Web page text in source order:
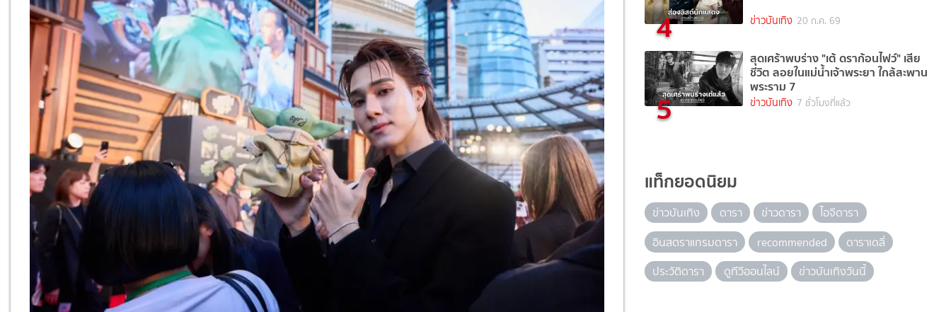
4 ข่าวบันเทิง 20 ก.ค. 69
5
สุดเศร้าพบร่าง "เต้ ดราก้อนไฟว์" เสีย
ชีวิต ลอยในแม่น้ำเจ้าพระยา ใกล้สะพาน
พระราม 7
ข่าวบันเทิง 7 ชั่วโมงที่แล้ว
แท็กยอดนิยม
ข่าวบันเทิง ดารา ข่าวดารา
ไอจีดารา
อินสตราแกรมดารา
recommended
ดาราเดลี่
ประวัติดารา
ดูทีวีออนไลน์ ข่าวบันเทิงวันนี้